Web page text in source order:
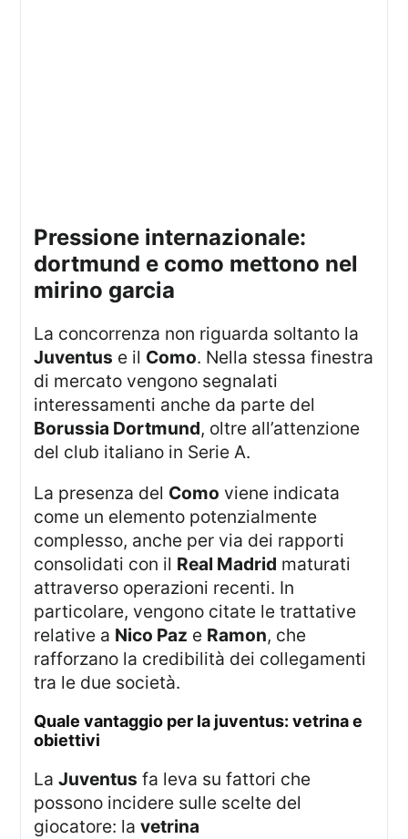
pressione internazionale:
dortmund e como mettono nel
mirino garcia
La concorrenza non riguarda soltanto la
Juventus e il Como. Nella stessa finestra
di mercato vengono segnalati
interessamenti anche da parte del
Borussia Dortmund, oltre all’attenzione
del club italiano in Serie A.
La presenza del Como viene indicata
come un elemento potenzialmente
complesso, anche per via dei rapporti
consolidati con il Real Madrid maturati
attraverso operazioni recenti. In
particolare, vengono citate le trattative
relative a Nico Paz e Ramon, che
rafforzano la credibilità dei collegamenti
tra le due società.
quale vantaggio per la juventus: vetrina e
obiettivi
LaJuventus fa leva su fattori che
possono incidere sulle scelte del
giocatore: lavetrina